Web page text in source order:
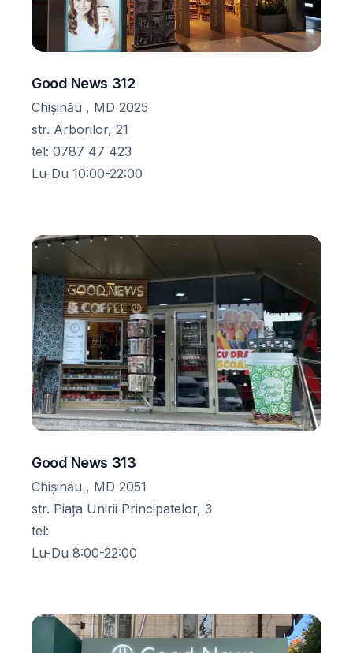
Good News 312
Chișinău , MD 2025
str. Arborilor, 21
tel: 0787 47 423
Lu-Du 10:00-22:00
Good News 313
Chișinău , MD 2051
str. Piața Unirii Principatelor, 3
tel:
Lu-Du 8:00-22:00